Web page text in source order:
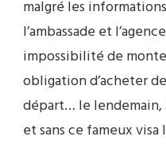
malgré les
l’ambassade et
impossibilité de
obligation d’acheter
départ… le lendemain,
et sans ce fameux